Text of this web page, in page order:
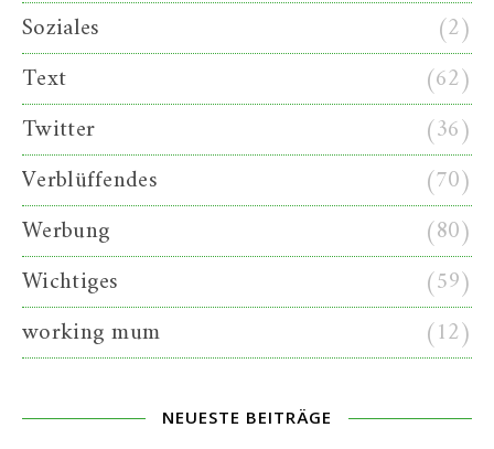
Soziales
(2)
Text
(62)
Twitter
(36)
Verblüffendes
(70)
Werbung
(80)
Wichtiges
(59)
working mum
(12)
NEUESTE BEITRÄGE